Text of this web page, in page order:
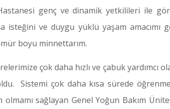
genç ve dinamik yetkilileri ile
isteğini ve duygu yüklü yaşam amacımı
boyu minnettarım.
çok daha hızlı ve çabuk
Sistemi çok daha kısa sürede
sağlayan Genel Yoğun Bakım